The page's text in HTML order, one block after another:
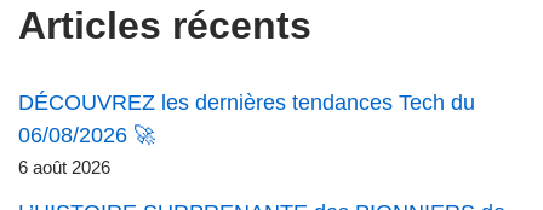
Articles récents
DÉCOUVREZ les dernières tendances Tech du
06/08/2026 🚀
6 août 2026